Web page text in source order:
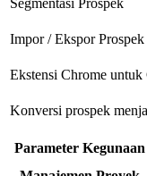
Impor / Ekspor Prospek
Ekstensi Chrome untuk
Konversi prospek
Parameter Kegunaan